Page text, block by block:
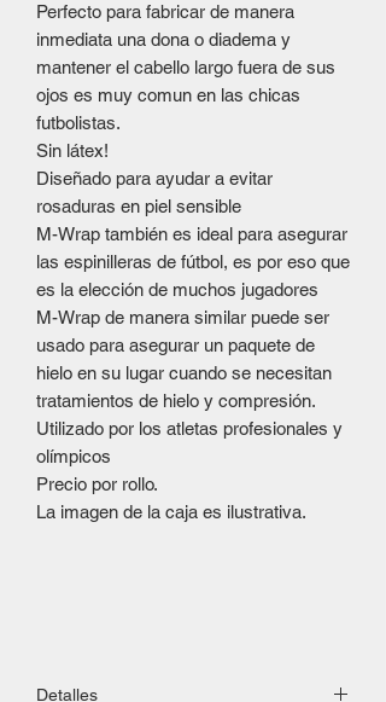
Perfecto para fabricar de manera
inmediata una dona o diadema y
mantener el cabello largo fuera de sus
ojos es muy comun en las chicas
futbolistas.
Sin látex!
Diseñado para ayudar a evitar
rosaduras en piel sensible
M-Wrap también es ideal para asegurar
las espinilleras de fútbol, es por eso que
es la elección de muchos jugadores
M-Wrap de manera similar puede ser
usado para asegurar un paquete de
hielo en su lugar cuando se necesitan
tratamientos de hielo y compresión.
Utilizado por los atletas profesionales y
olímpicos
Precio por rollo.
La imagen de la caja es ilustrativa.
Detalles